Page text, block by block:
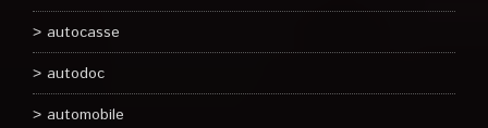
autocasse
autodoc
automobile